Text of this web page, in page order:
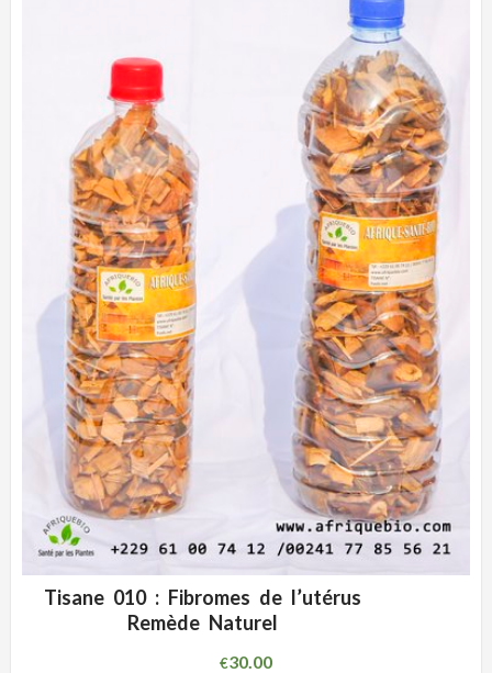
ADD WISHLIST
Tisane 010 : Fibromes de l’utérus
Remède Naturel
€30.00